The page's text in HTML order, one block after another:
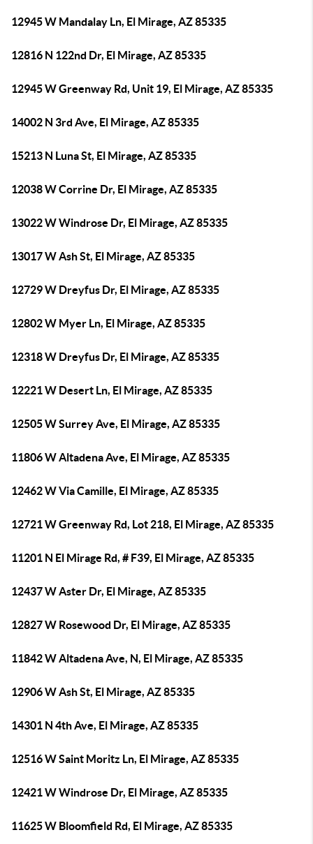
12945 W Mandalay Ln, El Mirage, AZ 85335
12816 N 122nd Dr, El Mirage, AZ 85335
12945 W Greenway Rd, Unit 19, El Mirage, AZ 85335
14002 N 3rd Ave, El Mirage, AZ 85335
15213 N Luna St, El Mirage, AZ 85335
12038 W Corrine Dr, El Mirage, AZ 85335
13022 W Windrose Dr, El Mirage, AZ 85335
13017 W Ash St, El Mirage, AZ 85335
12729 W Dreyfus Dr, El Mirage, AZ 85335
12802 W Myer Ln, El Mirage, AZ 85335
12318 W Dreyfus Dr, El Mirage, AZ 85335
12221 W Desert Ln, El Mirage, AZ 85335
12505 W Surrey Ave, El Mirage, AZ 85335
11806 W Altadena Ave, El Mirage, AZ 85335
12462 W Via Camille, El Mirage, AZ 85335
12721 W Greenway Rd, Lot 218, El Mirage, AZ 85335
11201 N El Mirage Rd, # F39, El Mirage, AZ 85335
12437 W Aster Dr, El Mirage, AZ 85335
12827 W Rosewood Dr, El Mirage, AZ 85335
11842 W Altadena Ave, N, El Mirage, AZ 85335
12906 W Ash St, El Mirage, AZ 85335
14301 N 4th Ave, El Mirage, AZ 85335
12516 W Saint Moritz Ln, El Mirage, AZ 85335
12421 W Windrose Dr, El Mirage, AZ 85335
11625 W Bloomfield Rd, El Mirage, AZ 85335